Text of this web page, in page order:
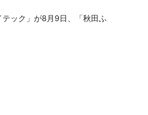
ック」が8月9日、「秋田ふ